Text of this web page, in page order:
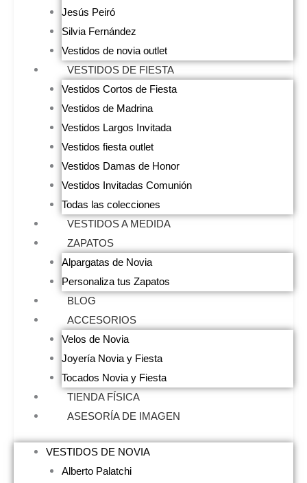
Jesús Peiró
Silvia Fernández
Vestidos de novia outlet
VESTIDOS DE FIESTA
Vestidos Cortos de Fiesta
Vestidos de Madrina
Vestidos Largos Invitada
Vestidos fiesta outlet
Vestidos Damas de Honor
Vestidos Invitadas Comunión
Todas las colecciones
VESTIDOS A MEDIDA
ZAPATOS
Alpargatas de Novia
Personaliza tus Zapatos
BLOG
ACCESORIOS
Velos de Novia
Joyería Novia y Fiesta
Tocados Novia y Fiesta
TIENDA FÍSICA
ASESORÍA DE IMAGEN
VESTIDOS DE NOVIA
Alberto Palatchi